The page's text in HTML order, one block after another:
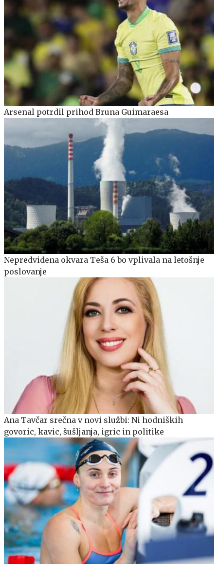
Arsenal potrdil prihod Bruna Guimaraesa
Nepredvidena okvara Teša 6 bo vplivala na letošnje
poslovanje
Ana Tavčar srečna v novi službi: Ni hodniških
govoric, kavic, šušljanja, igric in politike